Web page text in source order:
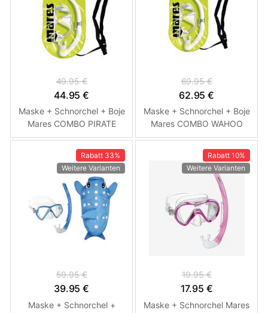
49.95 €
44.95 €
Maske + Schnorchel + Boje
Mares COMBO PIRATE
NEON - Schnorchelset mit
Boje - Kinderset
69.95 €
62.95 €
Maske + Schnorchel + Boje
Mares COMBO WAHOO
NEON - Schnorchelset mit
Boje
Rabatt 33%
Weitere Varianten
59.95 €
39.95 €
Maske + Schnorchel +
Rabatt 10%
Weitere Varianten
19.95 €
17.95 €
Maske + Schnorchel Mares